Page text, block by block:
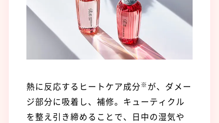
熱に反応するヒートケア成分 ※ が、ダメー
ジ部分に吸着し、補修。キューティクル
を整え引き締めることで、日中の湿気や